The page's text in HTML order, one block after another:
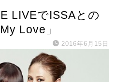
LIVEでISSAとの
Love」
2016年6月15日